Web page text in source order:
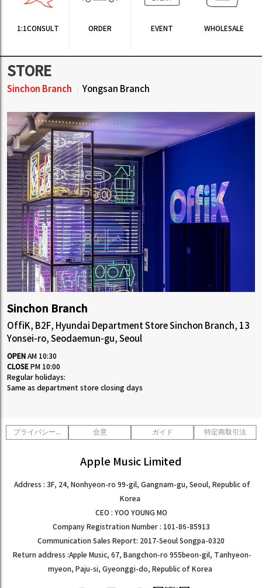
1:1CONSULT ORDER EVENT WHOLESALE
STORE
Sinchon Branch Yongsan Branch
Sinchon Branch
OffiK, B2F, Hyundai Department Store Sinchon Branch, 13
Yonsei-ro, Seodaemun-gu, Seoul
OPEN AM 10:30
CLOSE PM 10:00
Regular holidays:
Same as department store closing days
プライバシーポリシー 合意 ガイド 特定商取引法
Apple Music Limited
Address : 3F, 24, Nonhyeon-ro 99-gil, Gangnam-gu, Seoul, Republic of
Korea
CEO : YOO YOUNG MO
Company Registration Number : 101-86-85913
Communication Sales Report: 2017-Seoul Songpa-0320
Return address :Apple Music, 67, Bangchon-ro 955beon-gil, Tanhyeon-
myeon, Paju-si, Gyeonggi-do, Republic of Korea